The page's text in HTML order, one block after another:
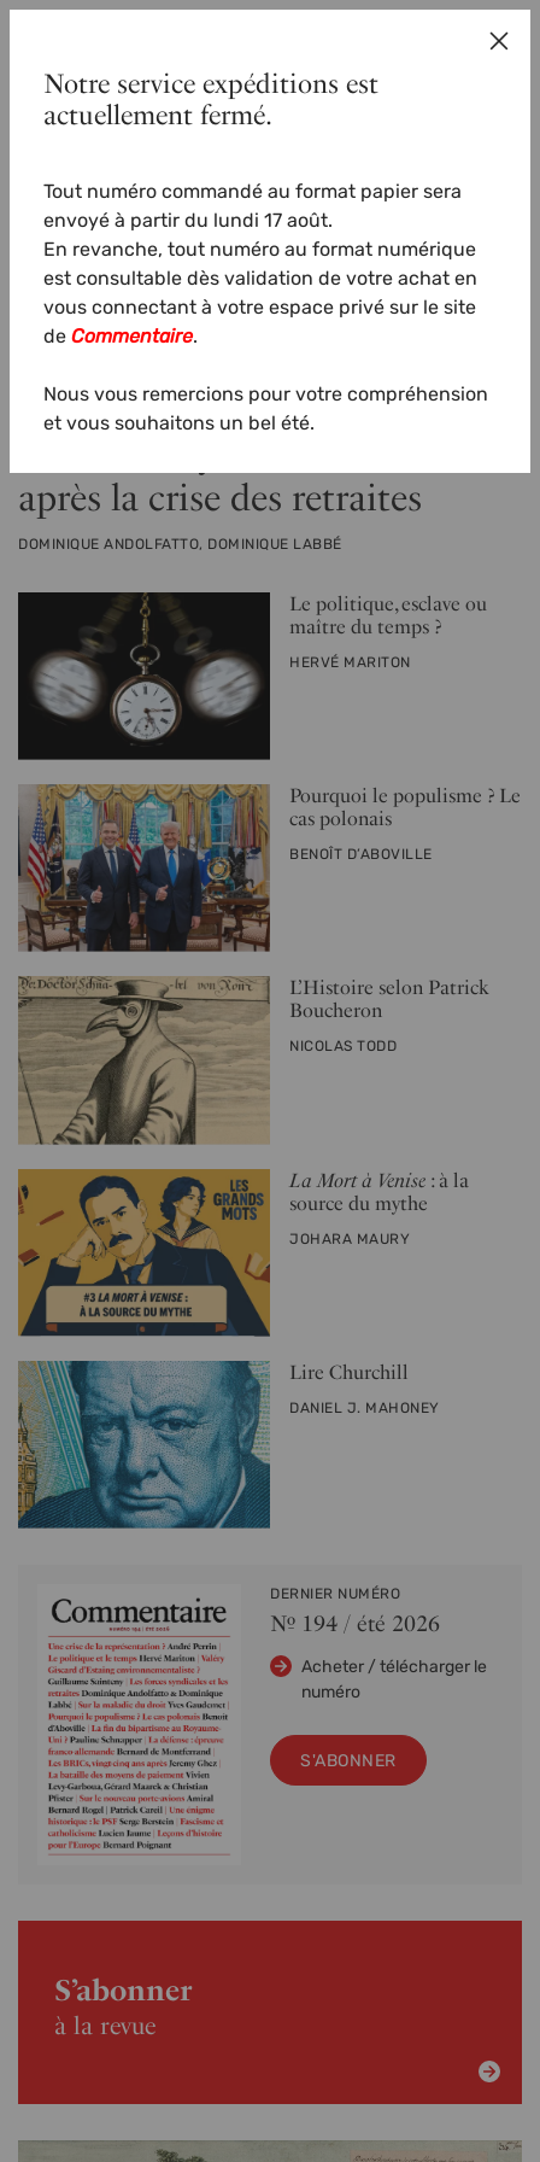
Panier (0)
S'abonner
À la une
après la crise des retraites
PAR
DOMINIQUE ANDOLFATTO, DOMINIQUE LABBÉ
Le politique, esclave ou
maître du temps ?
PAR
HERVÉ MARITON
Pourquoi le populisme ? Le
cas polonais
PAR
BENOÎT D’ABOVILLE
L’Histoire selon Patrick
Boucheron
PAR
NICOLAS TODD
La Mort à Venise : à la
source du mythe
PAR
JOHARA MAURY
Lire Churchill
PAR
DANIEL J. MAHONEY
DERNIER NUMÉRO
Nº 194 / été 2026
Acheter / télécharger le
numéro
S'ABONNER
S’abonner
à la revue
Notre service expéditions est
actuellement fermé.
Tout numéro commandé au format papier sera
envoyé à partir du lundi 17 août.
En revanche, tout numéro au format numérique
est consultable dès validation de votre achat en
vous connectant à votre espace privé sur le site
de Commentaire.
Nous vous remercions pour votre compréhension
et vous souhaitons un bel été.